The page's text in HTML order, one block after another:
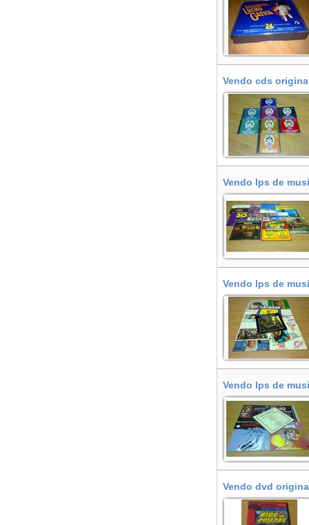
Vendo cds
de Compostela
Vendo lps de
Vendo lps de
Vendo lps de
Vendo dvd